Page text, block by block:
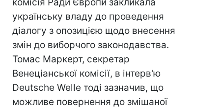
українську владу до проведення
діалогу з опозицією щодо внесення
змін до виборчого законодавства.
Томас Маркерт, секретар
Венеціанської комісії, в інтерв'ю
Deutsche Welle тоді зазначив, що
можливе повернення до змішаної